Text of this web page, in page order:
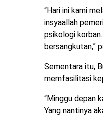
“Hari ini kami
insyaallah
psikologi
bersangkutan,”
Sementara itu,
memfasilitasi
“Minggu depan
Yang nantinya